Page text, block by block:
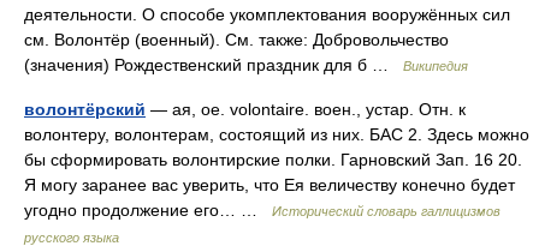
деятельности. О способе укомплектования вооружённых сил
см. Волонтёр (военный). См. также: Добровольчество
(значения) Рождественский праздник для б …
Википедия
волонтёрский — ая, ое. volontaire. воен., устар. Отн. к
волонтеру, волонтерам, состоящий из них. БАС 2. Здесь можно
бы сформировать волонтирские полки. Гарновский Зап. 16 20.
Я могу заранее вас уверить, что Ея величеству конечно будет
угодно продолжение его… …
Исторический словарь галлицизмов
русского языка